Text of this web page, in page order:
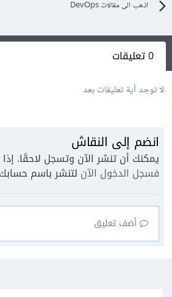
اذهب الى مقالات DevOps
0 تعليقات
لا توجد أية تعليقات بعد
انضم إلى النقاش
يمكنك أن تنشر الآن وتسجل لاحقًا.
فسجل الدخول الآن لتنشر باسم
أضف تعليق